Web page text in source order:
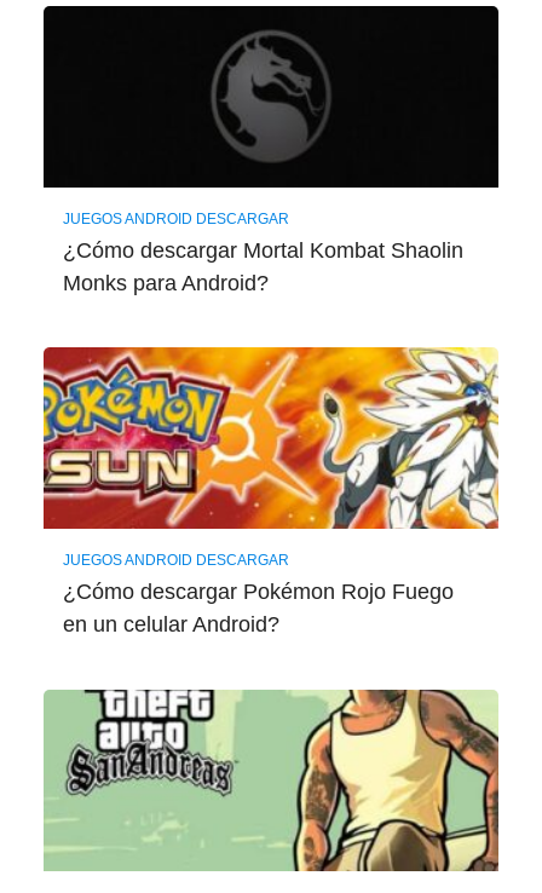
JUEGOS ANDROID DESCARGAR
¿Cómo descargar Mortal Kombat Shaolin
Monks para Android?
JUEGOS ANDROID DESCARGAR
¿Cómo descargar Pokémon Rojo Fuego
en un celular Android?